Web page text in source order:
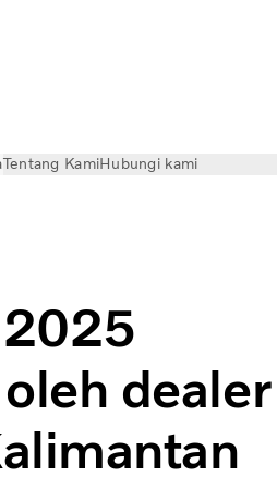
Tentang KamiHubungi kami
dealer